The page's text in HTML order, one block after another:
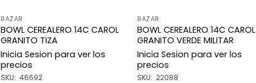
BAZAR
BOWL CEREALERO 14C CAROL
GRANITO TIZA
Inicia Sesion para ver los
precios
SKU: 46692
BAZAR
BOWL CEREALERO 14C CAROL
GRANITO VERDE MILITAR
Inicia Sesion para ver los
precios
SKU: 22088